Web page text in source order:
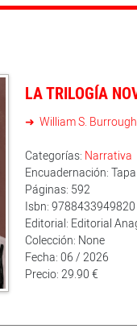
LA TRILOGÍA
William S.
Categorías: Narrativa
Encuadernación:
Páginas: 592
Isbn: 9788433949820
Editorial: Editorial
Colección: None
Fecha: 06 / 2026
Precio: 29.90 €